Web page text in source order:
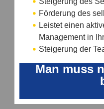
Förderung des
Leistet einen
Management in
Steigerung der
Man muss